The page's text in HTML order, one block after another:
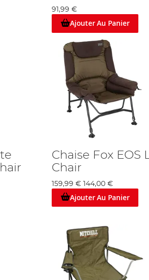
91,99 €
Ajouter Au Panier
Chaise Fox EOS
Chair
159,99 € 144,00 €
Ajouter Au Panier